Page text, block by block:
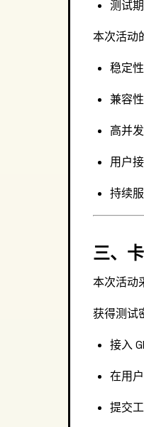
测试
本次活动
稳定性
兼容性
高并
用户
持续
三、
本次活动
获得测试
接入
在用
提交